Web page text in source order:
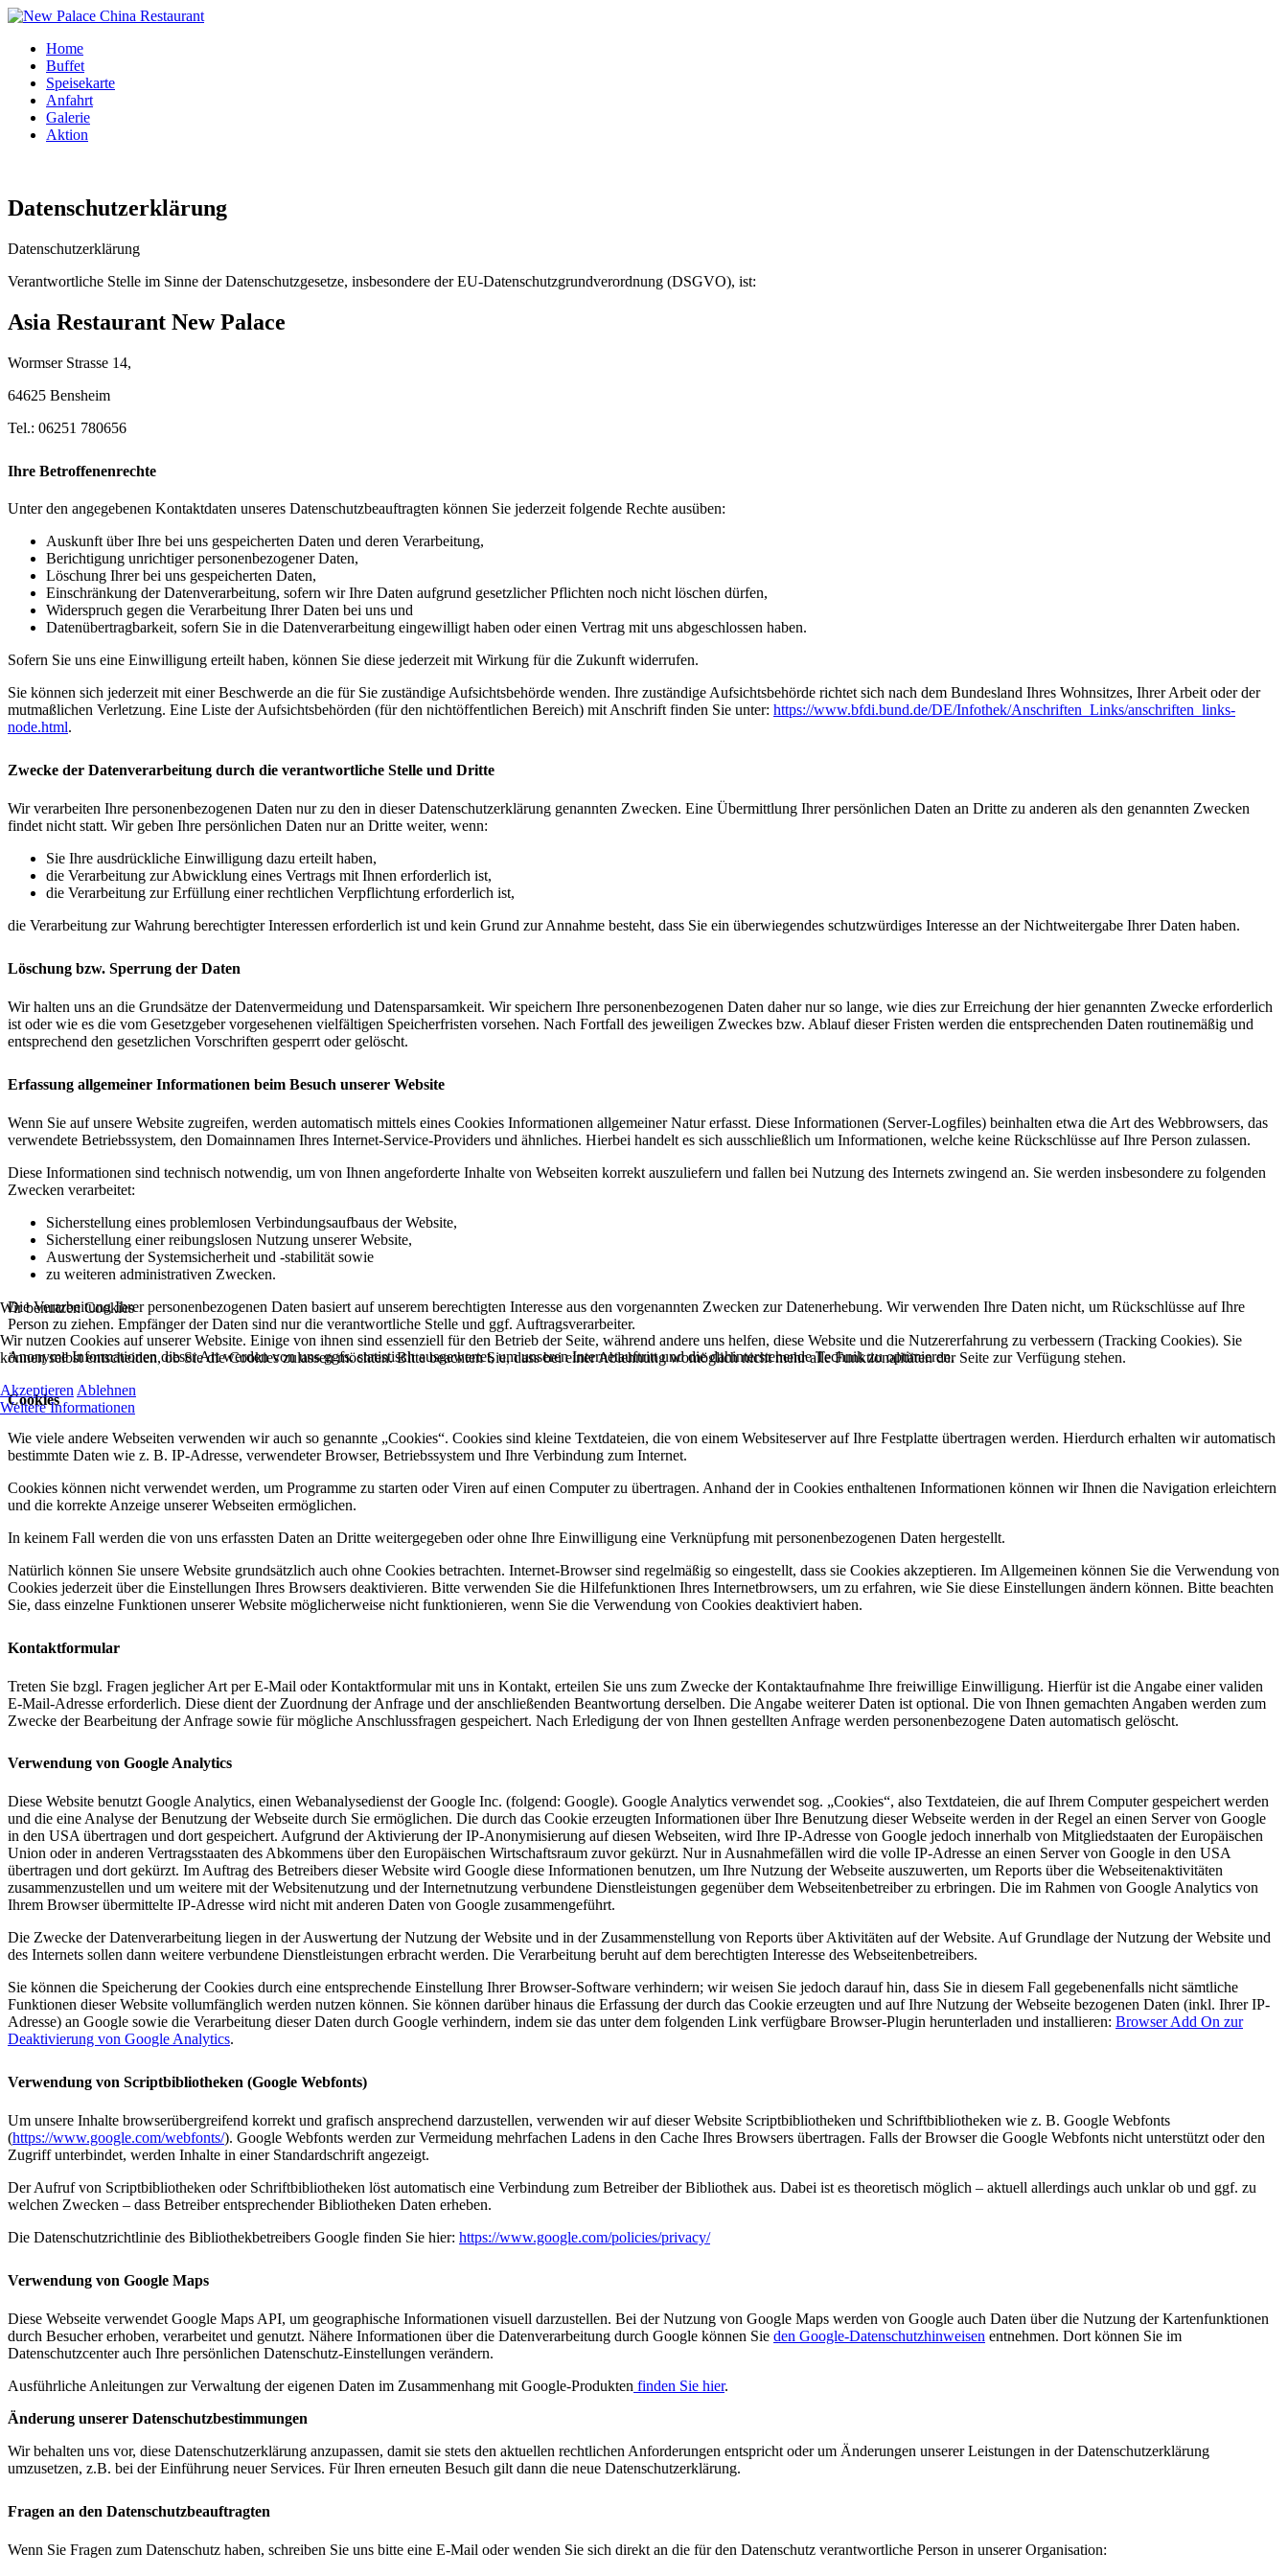
Home
Buffet
Speisekarte
Anfahrt
Galerie
Aktion
Datenschutzerklärung
Datenschutzerklärung
Verantwortliche Stelle im Sinne der Datenschutzgesetze, insbesondere der EU-Datenschutzgrundverordnung (DSGVO), ist:
Asia Restaurant New Palace
Wormser Strasse 14,
64625 Bensheim
Tel.: 06251 780656
Ihre Betroffenenrechte
Unter den angegebenen Kontaktdaten unseres Datenschutzbeauftragten können Sie jederzeit folgende Rechte ausüben:
Auskunft über Ihre bei uns gespeicherten Daten und deren Verarbeitung,
Berichtigung unrichtiger personenbezogener Daten,
Löschung Ihrer bei uns gespeicherten Daten,
Einschränkung der Datenverarbeitung, sofern wir Ihre Daten aufgrund gesetzlicher Pflichten noch nicht löschen dürfen,
Widerspruch gegen die Verarbeitung Ihrer Daten bei uns und
Datenübertragbarkeit, sofern Sie in die Datenverarbeitung eingewilligt haben oder einen Vertrag mit uns abgeschlossen haben.
Sofern Sie uns eine Einwilligung erteilt haben, können Sie diese jederzeit mit Wirkung für die Zukunft widerrufen.
Sie können sich jederzeit mit einer Beschwerde an die für Sie zuständige Aufsichtsbehörde wenden. Ihre zuständige Aufsichtsbehörde richtet sich nach dem Bundesland Ihres Wohnsitzes, Ihrer Arbeit oder der
mutmaßlichen Verletzung. Eine Liste der Aufsichtsbehörden (für den nichtöffentlichen Bereich) mit Anschrift finden Sie unter: https://www.bfdi.bund.de/DE/Infothek/Anschriften_Links/anschriften_links-
node.html.
Zwecke der Datenverarbeitung durch die verantwortliche Stelle und Dritte
Wir verarbeiten Ihre personenbezogenen Daten nur zu den in dieser Datenschutzerklärung genannten Zwecken. Eine Übermittlung Ihrer persönlichen Daten an Dritte zu anderen als den genannten Zwecken
findet nicht statt. Wir geben Ihre persönlichen Daten nur an Dritte weiter, wenn:
Sie Ihre ausdrückliche Einwilligung dazu erteilt haben,
die Verarbeitung zur Abwicklung eines Vertrags mit Ihnen erforderlich ist,
die Verarbeitung zur Erfüllung einer rechtlichen Verpflichtung erforderlich ist,
die Verarbeitung zur Wahrung berechtigter Interessen erforderlich ist und kein Grund zur Annahme besteht, dass Sie ein überwiegendes schutzwürdiges Interesse an der Nichtweitergabe Ihrer Daten haben.
Löschung bzw. Sperrung der Daten
Wir halten uns an die Grundsätze der Datenvermeidung und Datensparsamkeit. Wir speichern Ihre personenbezogenen Daten daher nur so lange, wie dies zur Erreichung der hier genannten Zwecke erforderlich
ist oder wie es die vom Gesetzgeber vorgesehenen vielfältigen Speicherfristen vorsehen. Nach Fortfall des jeweiligen Zweckes bzw. Ablauf dieser Fristen werden die entsprechenden Daten routinemäßig und
entsprechend den gesetzlichen Vorschriften gesperrt oder gelöscht.
Erfassung allgemeiner Informationen beim Besuch unserer Website
Wenn Sie auf unsere Website zugreifen, werden automatisch mittels eines Cookies Informationen allgemeiner Natur erfasst. Diese Informationen (Server-Logfiles) beinhalten etwa die Art des Webbrowsers, das
verwendete Betriebssystem, den Domainnamen Ihres Internet-Service-Providers und ähnliches. Hierbei handelt es sich ausschließlich um Informationen, welche keine Rückschlüsse auf Ihre Person zulassen.
Diese Informationen sind technisch notwendig, um von Ihnen angeforderte Inhalte von Webseiten korrekt auszuliefern und fallen bei Nutzung des Internets zwingend an. Sie werden insbesondere zu folgenden
Zwecken verarbeitet:
Sicherstellung eines problemlosen Verbindungsaufbaus der Website,
Sicherstellung einer reibungslosen Nutzung unserer Website,
Auswertung der Systemsicherheit und -stabilität sowie
zu weiteren administrativen Zwecken.
Die Verarbeitung Ihrer personenbezogenen Daten basiert auf unserem berechtigten Interesse aus den vorgenannten Zwecken zur Datenerhebung. Wir verwenden Ihre Daten nicht, um Rückschlüsse auf Ihre
Person zu ziehen. Empfänger der Daten sind nur die verantwortliche Stelle und ggf. Auftragsverarbeiter.
Anonyme Informationen dieser Art werden von uns ggfs. statistisch ausgewertet, um unseren Internetauftritt und die dahinterstehende Technik zu optimieren.
Cookies
Wie viele andere Webseiten verwenden wir auch so genannte „Cookies“. Cookies sind kleine Textdateien, die von einem Websiteserver auf Ihre Festplatte übertragen werden. Hierdurch erhalten wir automatisch
bestimmte Daten wie z. B. IP-Adresse, verwendeter Browser, Betriebssystem und Ihre Verbindung zum Internet.
Cookies können nicht verwendet werden, um Programme zu starten oder Viren auf einen Computer zu übertragen. Anhand der in Cookies enthaltenen Informationen können wir Ihnen die Navigation erleichtern
und die korrekte Anzeige unserer Webseiten ermöglichen.
In keinem Fall werden die von uns erfassten Daten an Dritte weitergegeben oder ohne Ihre Einwilligung eine Verknüpfung mit personenbezogenen Daten hergestellt.
Natürlich können Sie unsere Website grundsätzlich auch ohne Cookies betrachten. Internet-Browser sind regelmäßig so eingestellt, dass sie Cookies akzeptieren. Im Allgemeinen können Sie die Verwendung von
Cookies jederzeit über die Einstellungen Ihres Browsers deaktivieren. Bitte verwenden Sie die Hilfefunktionen Ihres Internetbrowsers, um zu erfahren, wie Sie diese Einstellungen ändern können. Bitte beachten
Sie, dass einzelne Funktionen unserer Website möglicherweise nicht funktionieren, wenn Sie die Verwendung von Cookies deaktiviert haben.
Kontaktformular
Treten Sie bzgl. Fragen jeglicher Art per E-Mail oder Kontaktformular mit uns in Kontakt, erteilen Sie uns zum Zwecke der Kontaktaufnahme Ihre freiwillige Einwilligung. Hierfür ist die Angabe einer validen
E-Mail-Adresse erforderlich. Diese dient der Zuordnung der Anfrage und der anschließenden Beantwortung derselben. Die Angabe weiterer Daten ist optional. Die von Ihnen gemachten Angaben werden zum
Zwecke der Bearbeitung der Anfrage sowie für mögliche Anschlussfragen gespeichert. Nach Erledigung der von Ihnen gestellten Anfrage werden personenbezogene Daten automatisch gelöscht.
Verwendung von Google Analytics
Diese Website benutzt Google Analytics, einen Webanalysedienst der Google Inc. (folgend: Google). Google Analytics verwendet sog. „Cookies“, also Textdateien, die auf Ihrem Computer gespeichert werden
und die eine Analyse der Benutzung der Webseite durch Sie ermöglichen. Die durch das Cookie erzeugten Informationen über Ihre Benutzung dieser Webseite werden in der Regel an einen Server von Google
in den USA übertragen und dort gespeichert. Aufgrund der Aktivierung der IP-Anonymisierung auf diesen Webseiten, wird Ihre IP-Adresse von Google jedoch innerhalb von Mitgliedstaaten der Europäischen
Union oder in anderen Vertragsstaaten des Abkommens über den Europäischen Wirtschaftsraum zuvor gekürzt. Nur in Ausnahmefällen wird die volle IP-Adresse an einen Server von Google in den USA
übertragen und dort gekürzt. Im Auftrag des Betreibers dieser Website wird Google diese Informationen benutzen, um Ihre Nutzung der Webseite auszuwerten, um Reports über die Webseitenaktivitäten
zusammenzustellen und um weitere mit der Websitenutzung und der Internetnutzung verbundene Dienstleistungen gegenüber dem Webseitenbetreiber zu erbringen. Die im Rahmen von Google Analytics von
Ihrem Browser übermittelte IP-Adresse wird nicht mit anderen Daten von Google zusammengeführt.
Die Zwecke der Datenverarbeitung liegen in der Auswertung der Nutzung der Website und in der Zusammenstellung von Reports über Aktivitäten auf der Website. Auf Grundlage der Nutzung der Website und
des Internets sollen dann weitere verbundene Dienstleistungen erbracht werden. Die Verarbeitung beruht auf dem berechtigten Interesse des Webseitenbetreibers.
Sie können die Speicherung der Cookies durch eine entsprechende Einstellung Ihrer Browser-Software verhindern; wir weisen Sie jedoch darauf hin, dass Sie in diesem Fall gegebenenfalls nicht sämtliche
Funktionen dieser Website vollumfänglich werden nutzen können. Sie können darüber hinaus die Erfassung der durch das Cookie erzeugten und auf Ihre Nutzung der Webseite bezogenen Daten (inkl. Ihrer IP-
Adresse) an Google sowie die Verarbeitung dieser Daten durch Google verhindern, indem sie das unter dem folgenden Link verfügbare Browser-Plugin herunterladen und installieren: Browser Add On zur
Deaktivierung von Google Analytics.
Verwendung von Scriptbibliotheken (Google Webfonts)
Um unsere Inhalte browserübergreifend korrekt und grafisch ansprechend darzustellen, verwenden wir auf dieser Website Scriptbibliotheken und Schriftbibliotheken wie z. B. Google Webfonts
(https://www.google.com/webfonts/). Google Webfonts werden zur Vermeidung mehrfachen Ladens in den Cache Ihres Browsers übertragen. Falls der Browser die Google Webfonts nicht unterstützt oder den
Zugriff unterbindet, werden Inhalte in einer Standardschrift angezeigt.
Der Aufruf von Scriptbibliotheken oder Schriftbibliotheken löst automatisch eine Verbindung zum Betreiber der Bibliothek aus. Dabei ist es theoretisch möglich – aktuell allerdings auch unklar ob und ggf. zu
welchen Zwecken – dass Betreiber entsprechender Bibliotheken Daten erheben.
Die Datenschutzrichtlinie des Bibliothekbetreibers Google finden Sie hier: https://www.google.com/policies/privacy/
Verwendung von Google Maps
Diese Webseite verwendet Google Maps API, um geographische Informationen visuell darzustellen. Bei der Nutzung von Google Maps werden von Google auch Daten über die Nutzung der Kartenfunktionen
durch Besucher erhoben, verarbeitet und genutzt. Nähere Informationen über die Datenverarbeitung durch Google können Sie den Google-Datenschutzhinweisen entnehmen. Dort können Sie im
Datenschutzcenter auch Ihre persönlichen Datenschutz-Einstellungen verändern.
Ausführliche Anleitungen zur Verwaltung der eigenen Daten im Zusammenhang mit Google-Produkten finden Sie hier.
Änderung unserer Datenschutzbestimmungen
Wir behalten uns vor, diese Datenschutzerklärung anzupassen, damit sie stets den aktuellen rechtlichen Anforderungen entspricht oder um Änderungen unserer Leistungen in der Datenschutzerklärung
umzusetzen, z.B. bei der Einführung neuer Services. Für Ihren erneuten Besuch gilt dann die neue Datenschutzerklärung.
Fragen an den Datenschutzbeauftragten
Wenn Sie Fragen zum Datenschutz haben, schreiben Sie uns bitte eine E-Mail oder wenden Sie sich direkt an die für den Datenschutz verantwortliche Person in unserer Organisation:
Wir benutzen Cookies
Wir nutzen Cookies auf unserer Website. Einige von ihnen sind essenziell für den Betrieb der Seite, während andere uns helfen, diese Website und die Nutzererfahrung zu verbessern (Tracking Cookies). Sie
können selbst entscheiden, ob Sie die Cookies zulassen möchten. Bitte beachten Sie, dass bei einer Ablehnung womöglich nicht mehr alle Funktionalitäten der Seite zur Verfügung stehen.
Akzeptieren Ablehnen
Weitere Informationen